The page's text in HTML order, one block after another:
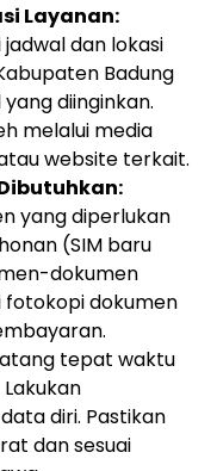
Layanan:
dan lokasi
Badung
diinginkan.
melalui media
website terkait.
yang diperlukan
(SIM baru
dokumen
dokumen
tepat waktu
diri. Pastikan
dan sesuai